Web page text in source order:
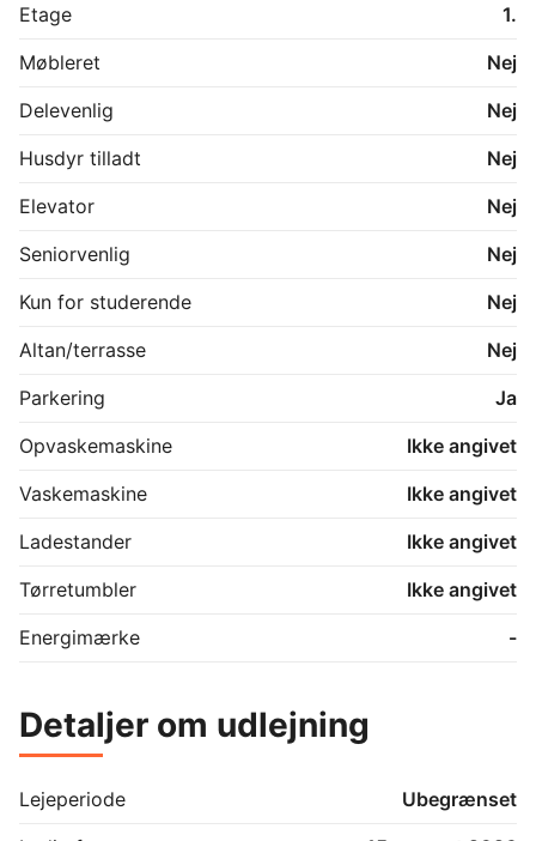
Etage
1.
Møbleret
Nej
Delevenlig
Nej
Husdyr tilladt
Nej
Elevator
Nej
Seniorvenlig
Nej
Kun for studerende
Nej
Altan/terrasse
Nej
Parkering
Ja
Opvaskemaskine
Ikke angivet
Vaskemaskine
Ikke angivet
Ladestander
Ikke angivet
Tørretumbler
Ikke angivet
Energimærke
-
Detaljer om udlejning
Lejeperiode
Ubegrænset